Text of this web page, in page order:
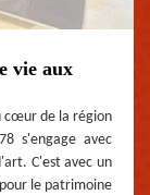
vie aux
cœur de la région
s'engage avec
C'est avec un
le patrimoine